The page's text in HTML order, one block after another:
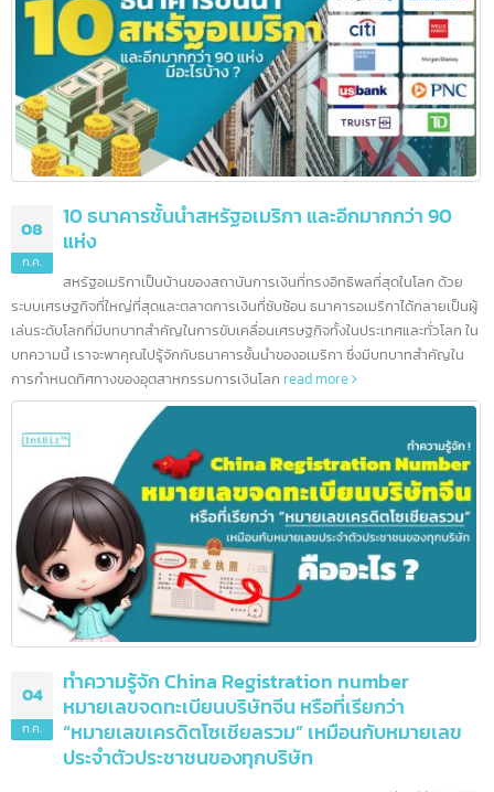
ฮ่องกงยังคงมีความมั่นคงและมีโอกาสมากมาย นั่นจึงเป็นอีกหนึ่งเหตุผลที่น่าสนใ
การลงทุนเป็นอย่างยิ่งread more
08 10 ธนาคารชั้นนำสหรัฐอเมริกา และอีกมากกว่า 90
แห่ง
สหรัฐอเมริกาเป็นบ้านของสถาบันการเงินที่ทรงอิทธิพลที่สุดในโลก ด้วย
ระบบเศรษฐกิจที่ใหญ่ที่สุดและตลาดการเงินที่ซับซ้อน ธนาคารอเมริกาได้กลายเป็
เล่นระดับโลกที่มีบทบาทสำคัญในการขับเคลื่อนเศรษฐกิจทั้งในประเทศและทั่วโลก
บทความนี้ เราจะพาคุณไปรู้จักกับธนาคารชั้นนำของอเมริกา ซึ่งมีบทบาทสำคัญใน
การกำหนดทิศทางของอุตสาหกรรมการเงินโลกread more